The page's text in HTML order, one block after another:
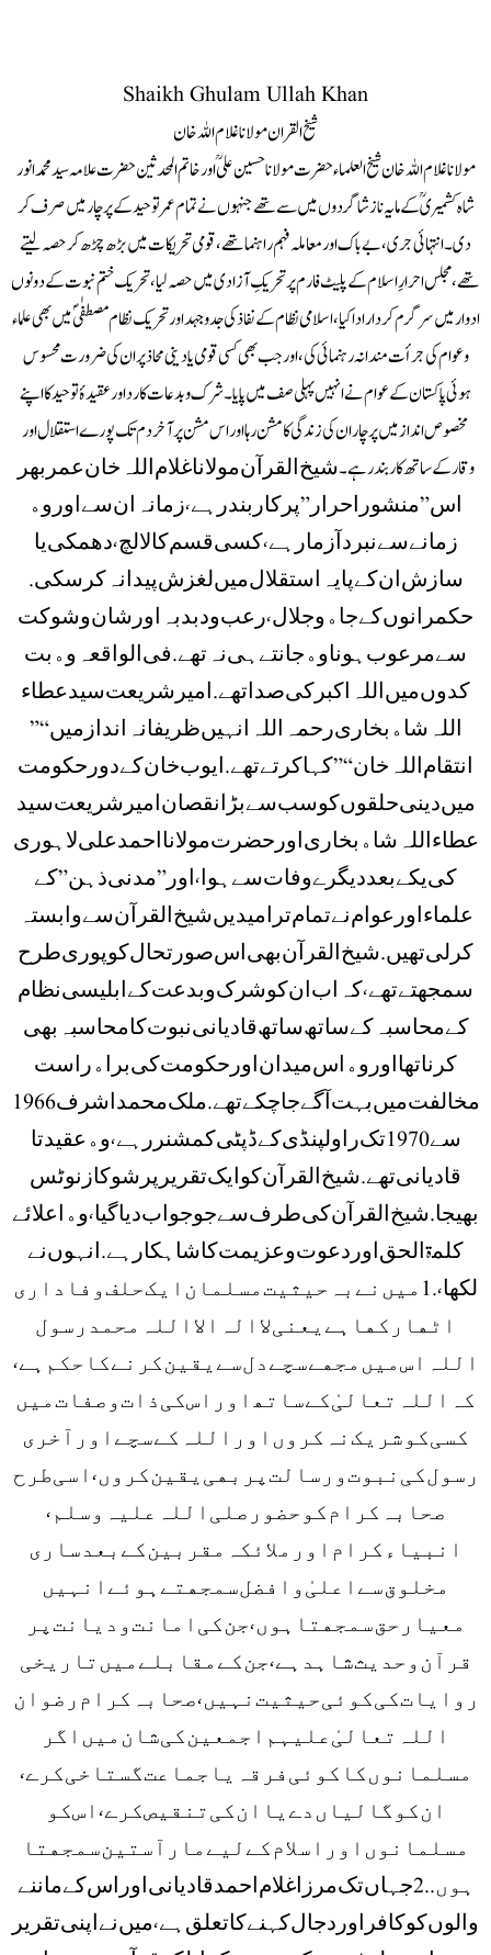
Shaikh Ghulam Ullah Khan
شیخ القران مولاناغلام اللہ خان
مولاناغلام اللہ خان شیخ العلماء حضرت مولانا حسین علیؒ اور خاتم المحدثین حضرت علامہ سید محمد انور
شاہ کشمیریؒ کے مایہ ناز شاگردوں میں سے تھے جنہوں نے تمام عمر توحید کے پرچار میں صرف کر
دی۔ انتہائی جری، بے باک اور معاملہ فہم راہنما تھے، قومی تحریکات میں بڑھ چڑھ کر حصہ لیتے
تھے، مجلس احرارِ اسلام کے پلیٹ فارم پر تحریکِ آزادی میں حصہ لیا، تحریک ختم نبوت کے دونوں
ادوار میں سرگرم کردار ادا کیا، اسلامی نظام کے نفاذ کی جدوجہد اور تحریک نظام مصطفٰیؐ میں بھی علماء
و عوام کی جرأت مندانہ رہنمائی کی، اور جب بھی کسی قومی یا دینی محاذ پر ان کی ضرورت محسوس
ہوئی پاکستان کے عوام نے انہیں پہلی صف میں پایا۔ شرک و بدعات کا رد اور عقیدۂ توحید کا اپنے
مخصوص انداز میں پرچار ان کی زندگی کا مشن رہا اور اس مشن پر آخر دم تک پورے استقلال اور
وقار کے ساتھ کاربند رہے۔ ﺷﯿﺦ ﺍﻟﻘﺮﺁﻥ ﻣﻮﻻﻧﺎ ﻏﻼﻡ ﺍﻟﻠﮧ ﺧﺎﻥ ﻋﻤﺮ ﺑﮭﺮ
ﺍﺱ ” ﻣﻨﺸﻮﺭ ﺍﺣﺮﺍﺭ ” ﭘﺮ ﮐﺎﺭﺑﻨﺪ ﺭﮨﮯ، ﺯﻣﺎﻧﮧ ﺍﻥ ﺳﮯ ﺍﻭﺭ ﻭﮦ
ﺯﻣﺎﻧﮯ ﺳﮯ ﻧﺒﺮﺩﺁﺯﻣﺎ ﺭﮨﮯ، ﮐﺴﯽ ﻗﺴﻢ ﮐﺎ ﻻﻟﭻ، ﺩﮬﻤﮑﯽ ﯾﺎ
ﺳﺎﺯﺵ ﺍﻥ ﮐﮯ ﭘﺎﯾﮧ ﺍﺳﺘﻘﻼﻝ ﻣﯿﮟ ﻟﻐﺰﺵ ﭘﯿﺪﺍ ﻧﮧ ﮐﺮ ﺳﮑﯽ .
ﺣﮑﻤﺮﺍﻧﻮﮞ ﮐﮯ ﺟﺎﮦ ﻭ ﺟﻼﻝ، ﺭﻋﺐ ﻭ ﺩﺑﺪﺑﮧ ﺍﻭﺭ ﺷﺎﻥ ﻭ ﺷﻮﮐﺖ
ﺳﮯ ﻣﺮﻋﻮﺏ ﮨﻮﻧﺎ ﻭﮦ ﺟﺎﻧﺘﮯ ﮨﯽ ﻧﮧ ﺗﮭﮯ . ﻓﯽ ﺍﻟﻮﺍﻗﻌﮧ ﻭﮦ ﺑﺖ
ﮐﺪﻭﮞ ﻣﯿﮟ ﺍﻟﻠﮧ ﺍﮐﺒﺮ ﮐﯽ ﺻﺪﺍ ﺗﮭﮯ . ﺍﻣﯿﺮ ﺷﺮﯾﻌﺖ ﺳﯿﺪ ﻋﻄﺎﺀ
ﺍﻟﻠﮧ ﺷﺎﮦ ﺑﺨﺎﺭﯼ ﺭﺣﻤﮧ ﺍﻟﻠﮧ ﺍﻧﮩﯿﮟ ﻇﺮﯾﻔﺎﻧﮧ ﺍﻧﺪﺍﺯ ﻣﯿﮟ “”
ﺍﻧﺘﻘﺎﻡ ﺍﻟﻠﮧ ﺧﺎﻥ “” ﮐﮩﺎ ﮐﺮﺗﮯ ﺗﮭﮯ . ﺍﯾﻮﺏ ﺧﺎﻥ ﮐﮯ ﺩﻭﺭ ﺣﮑﻮﻣﺖ
ﻣﯿﮟ ﺩﯾﻨﯽ ﺣﻠﻘﻮﮞ ﮐﻮ ﺳﺐ ﺳﮯ ﺑﮍﺍ ﻧﻘﺼﺎﻥ ﺍﻣﯿﺮ ﺷﺮﯾﻌﺖ ﺳﯿﺪ
ﻋﻄﺎﺀ ﺍﻟﻠﮧ ﺷﺎﮦ ﺑﺨﺎﺭﯼ ﺍﻭﺭ ﺣﻀﺮﺕ ﻣﻮﻻﻧﺎ ﺍﺣﻤﺪ ﻋﻠﯽ ﻻﮨﻮﺭﯼ
ﮐﯽ ﯾﮑﮯ ﺑﻌﺪ ﺩﯾﮕﺮﮮ ﻭﻓﺎﺕ ﺳﮯ ﮨﻮﺍ، ﺍﻭﺭ ” ﻣﺪﻧﯽ ﺫﮨﻦ ” ﮐﮯ
ﻋﻠﻤﺎﺀ ﺍﻭﺭ ﻋﻮﺍﻡ ﻧﮯ ﺗﻤﺎﻡ ﺗﺮ ﺍﻣﯿﺪﯾﮟ ﺷﯿﺦ ﺍﻟﻘﺮﺁﻥ ﺳﮯ ﻭﺍﺑﺴﺘﮧ
ﮐﺮ ﻟﯽ ﺗﮭﯿﮟ . ﺷﯿﺦ ﺍﻟﻘﺮﺁﻥ ﺑﮭﯽ ﺍﺱ ﺻﻮﺭﺗﺤﺎﻝ ﮐﻮ ﭘﻮﺭﯼ ﻃﺮﺡ
ﺳﻤﺠﮭﺘﮯ ﺗﮭﮯ، ﮐﮧ ﺍﺏ ﺍﻥ ﮐﻮ ﺷﺮﮎ ﻭ ﺑﺪﻋﺖ ﮐﮯ ﺍﺑﻠﯿﺴﯽ ﻧﻈﺎﻡ
ﮐﮯ ﻣﺤﺎﺳﺒﮧ ﮐﮯ ﺳﺎﺗﮫ ﺳﺎﺗﮫ ﻗﺎﺩﯾﺎﻧﯽ ﻧﺒﻮﺕ ﮐﺎ ﻣﺤﺎﺳﺒﮧ ﺑﮭﯽ
ﮐﺮﻧﺎ ﺗﮭﺎ ﺍﻭﺭ ﻭﮦ ﺍﺱ ﻣﯿﺪﺍﻥ ﺍﻭﺭ ﺣﮑﻮﻣﺖ ﮐﯽ ﺑﺮﺍﮦ ﺭﺍﺳﺖ
ﻣﺨﺎﻟﻔﺖ ﻣﯿﮟ ﺑﮩﺖ ﺁﮔﮯ ﺟﺎ ﭼﮑﮯ ﺗﮭﮯ . ﻣﻠﮏ ﻣﺤﻤﺪ ﺍﺷﺮﻑ 1966
ﺳﮯ 1970 ﺗﮏ ﺭﺍﻭﻟﭙﻨﮉﯼ ﮐﮯ ﮈﭘﭩﯽ ﮐﻤﺸﻨﺮ ﺭﮨﮯ، ﻭﮦ ﻋﻘﯿﺪﺗﺎ
ﻗﺎﺩﯾﺎﻧﯽ ﺗﮭﮯ . ﺷﯿﺦ ﺍﻟﻘﺮﺁﻥ ﮐﻮ ﺍﯾﮏ ﺗﻘﺮﯾﺮ ﭘﺮ ﺷﻮﮐﺎﺯ ﻧﻮﭨﺲ
ﺑﮭﯿﺠﺎ . ﺷﯿﺦ ﺍﻟﻘﺮﺁﻥ ﮐﯽ ﻃﺮﻑ ﺳﮯ ﺟﻮ ﺟﻮﺍﺏ ﺩﯾﺎ ﮔﯿﺎ، ﻭﮦ ﺍﻋﻼﺋﮯ
ﮐﻠﻤۃ ﺍﻟﺤﻖ ﺍﻭﺭ ﺩﻋﻮﺕ ﻭ ﻋﺰﯾﻤﺖ ﮐﺎ ﺷﺎﮨﮑﺎﺭ ﮨﮯ . ﺍﻧﮩﻮﮞ ﻧﮯ
ﻟﮑﮭﺎ، .1 ﻣﯿﮟ ﻧﮯ ﺑﮧ ﺣﯿﺜﯿﺖ ﻣﺴﻠﻤﺎﻥ ﺍﯾﮏ ﺣﻠﻒ ﻭﻓﺎﺩﺍﺭﯼ
ﺍﭨﮭﺎ ﺭﮐﮭﺎ ﮨﮯ ﯾﻌﻨﯽ ﻻ ﺍﻟﮧ ﺍﻻ ﺍﻟﻠﮧ ﻣﺤﻤﺪ ﺭﺳﻮﻝ
ﺍﻟﻠﮧ ﺍﺱ ﻣﯿﮟ ﻣﺠﮭﮯ ﺳﭽﮯ ﺩﻝ ﺳﮯ ﯾﻘﯿﻦ ﮐﺮﻧﮯ ﮐﺎ ﺣﮑﻢ ﮨﮯ،
ﮐﮧ ﺍﻟﻠﮧ ﺗﻌﺎﻟﯽٰ ﮐﮯ ﺳﺎﺗﮫ ﺍﻭﺭ ﺍﺱ ﮐﯽ ﺫﺍﺕ ﻭ ﺻﻔﺎﺕ ﻣﯿﮟ
ﮐﺴﯽ ﮐﻮ ﺷﺮﯾﮏ ﻧﮧ ﮐﺮﻭﮞ ﺍﻭﺭ ﺍﻟﻠﮧ ﮐﮯ ﺳﭽﮯ ﺍﻭﺭ ﺁﺧﺮﯼ
ﺭﺳﻮﻝ ﮐﯽ ﻧﺒﻮﺕ ﻭ ﺭﺳﺎﻟﺖ ﭘﺮ ﺑﮭﯽ ﯾﻘﯿﻦ ﮐﺮﻭﮞ، ﺍﺳﯽ ﻃﺮﺡ
ﺻﺤﺎﺑﮧ ﮐﺮﺍﻡ ﮐﻮ ﺣﻀﻮﺭ ﺻﻠﯽ ﺍﻟﻠﮧ ﻋﻠﯿﮧ ﻭﺳﻠﻢ ،
ﺍﻧﺒﯿﺎﺀ ﮐﺮﺍﻡ ﺍﻭﺭ ﻣﻼﺋﮑﮧ ﻣﻘﺮﺑﯿﻦ ﮐﮯ ﺑﻌﺪ ﺳﺎﺭﯼ
ﻣﺨﻠﻮﻕ ﺳﮯ ﺍﻋﻠﯽٰ ﻭ ﺍﻓﻀﻞ ﺳﻤﺠﮭﺘﮯ ﮨﻮﺋﮯ ﺍﻧﮩﯿﮟ
ﻣﻌﯿﺎﺭ ﺣﻖ ﺳﻤﺠﮭﺘﺎ ﮨﻮﮞ، ﺟﻦ ﮐﯽ ﺍﻣﺎﻧﺖ ﻭ ﺩﯾﺎﻧﺖ ﭘﺮ
ﻗﺮﺁﻥ ﻭ ﺣﺪﯾﺚ ﺷﺎﮨﺪ ﮨﮯ، ﺟﻦ ﮐﮯ ﻣﻘﺎﺑﻠﮯ ﻣﯿﮟ ﺗﺎﺭﯾﺨﯽ
ﺭﻭﺍﯾﺎﺕ ﮐﯽ ﮐﻮﺋﯽ ﺣﯿﺜﯿﺖ ﻧﮩﯿﮟ، ﺻﺤﺎﺑﮧ ﮐﺮﺍﻡ ﺭﺿﻮﺍﻥ
ﺍﻟﻠﮧ ﺗﻌﺎﻟﯽٰ ﻋﻠﯿﮩﻢ ﺍﺟﻤﻌﯿﻦ ﮐﯽ ﺷﺎﻥ ﻣﯿﮟ ﺍﮔﺮ
ﻣﺴﻠﻤﺎﻧﻮﮞ ﮐﺎ ﮐﻮﺋﯽ ﻓﺮﻗﮧ ﯾﺎ ﺟﻤﺎﻋﺖ ﮔﺴﺘﺎﺧﯽ ﮐﺮﮮ،
ﺍﻥ ﮐﻮ ﮔﺎﻟﯿﺎﮞ ﺩﮮ ﯾﺎ ﺍﻥ ﮐﯽ ﺗﻨﻘﯿﺺ ﮐﺮﮮ، ﺍﺱ ﮐﻮ
ﻣﺴﻠﻤﺎﻧﻮﮞ ﺍﻭﺭ ﺍﺳﻼﻡ ﮐﮯ ﻟﯿﮯ ﻣﺎﺭ ﺁﺳﺘﯿﻦ ﺳﻤﺠﮭﺘﺎ
ﮨﻮﮞ . .2 ﺟﮩﺎﮞ ﺗﮏ ﻣﺮﺯﺍ ﻏﻼﻡ ﺍﺣﻤﺪ ﻗﺎﺩﯾﺎﻧﯽ ﺍﻭﺭ ﺍﺱ ﮐﮯ ﻣﺎﻧﻨﮯ
ﻭﺍﻟﻮﮞ ﮐﻮ ﮐﺎﻓﺮ ﺍﻭﺭ ﺩﺟﺎﻝ ﮐﮩﻨﮯ ﮐﺎ ﺗﻌﻠﻖ ﮨﮯ، ﻣﯿﮟ ﻧﮯ ﺍﭘﻨﯽ ﺗﻘﺮﯾﺮ